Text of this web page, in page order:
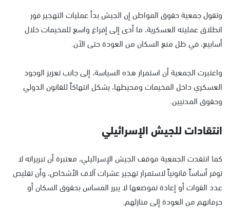
وتقول جمعية حقوق المواطن إن الجيش بدأ عمليات التهجير فور
انطلاق عمليته العسكرية، ما أدى إلى إفراغ واسع للمخيمات خلال
أسابيع، في ظل منع السكان من العودة حتى الآن.
واعتبرت الجمعية أن استمرار هذه السياسة، إلى جانب تعزيز الوجود
العسكري داخل المخيمات ومحيطها، يشكل انتهاكاً للقانون الدولي
وحقوق المدنيين.
انتقادات للجيش الإسرائيلي
كما انتقدت الجمعية موقف الجيش الإسرائيلي، معتبرة أن تبريراته لا
توفر أساساً قانونياً لاستمرار تهجير عشرات آلاف الأشخاص، وأن تقليص
عدد القوات أو إعادة تموضعها لا يبرر المساس بحقوق السكان أو
حرمانهم من العودة إلى منازلهم.